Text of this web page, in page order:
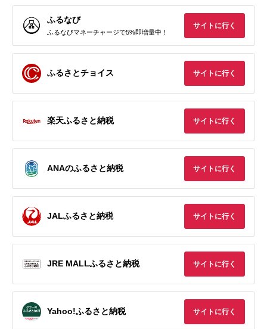
ふるなび
ふるなびマネーチャージで5%即増量中！
サイトに行く
ふるさとチョイス サイトに行く
楽天ふるさと納税 サイトに行く
ANAのふるさと納税 サイトに行く
JALふるさと納税 サイトに行く
JRE MALLふるさと納税 サイトに行く
Yahoo!ふるさと納税 サイトに行く